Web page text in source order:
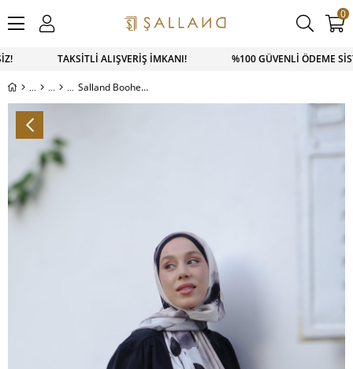
TAKSİTLİ ALIŞVERİŞ İMKANI! %100 GÜVENLİ ÖDEME
0
Salland Boohem Serisi Şal